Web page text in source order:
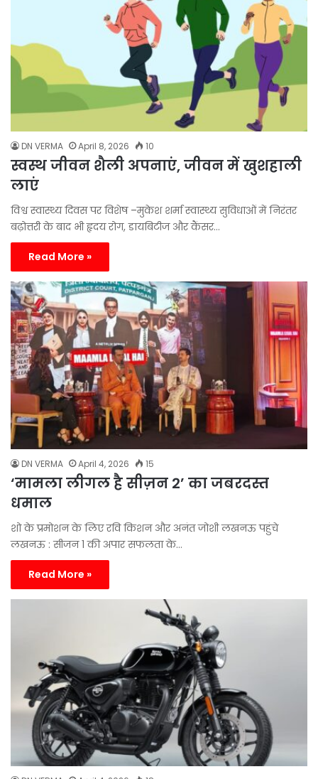
DN VERMA April 8, 2026 10
स्वस्थ जीवन शैली अपनाएं, जीवन में खुशहाली
लाएं
विश्व स्वास्थ्य दिवस पर विशेष –मुकेश शर्मा स्वास्थ्य सुविधाओं में निरंतर
बढ़ोत्तरी के बाद भी हृदय रोग, डायबिटीज और कैंसर…
Read More »
DN VERMA April 4, 2026 15
‘मामला लीगल है सीज़न 2’ का जबरदस्त
धमाल
शो के प्रमोशन के लिए रवि किशन और अनंत जोशी लखनऊ पहुंचे
लखनऊ : सीजन 1 की अपार सफलता के…
Read More »